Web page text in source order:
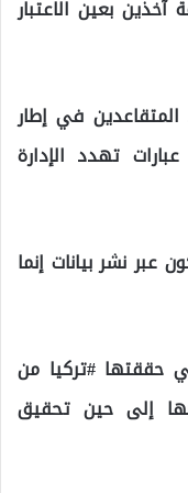
آخذين بعين الاعتبار
المتقاعدين في إطار
تهدد الإدارة
عبر نشر بيانات إنما
حققتها #تركيا من
بها إلى حين تحقيق